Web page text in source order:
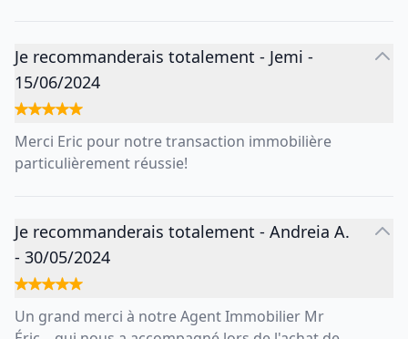
Je recommanderais totalement - Jemi -
15/06/2024
Merci Eric pour notre transaction immobilière
particulièrement réussie!
Je recommanderais totalement - Andreia A.
- 30/05/2024
Un grand merci à notre Agent Immobilier Mr